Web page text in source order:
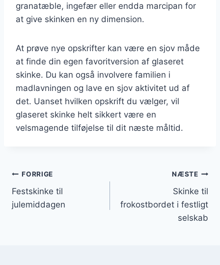
granatæble, ingefær eller endda marcipan for
at give skinken en ny dimension.
At prøve nye opskrifter kan være en sjov måde
at finde din egen favoritversion af glaseret
skinke. Du kan også involvere familien i
madlavningen og lave en sjov aktivitet ud af
det. Uanset hvilken opskrift du vælger, vil
glaseret skinke helt sikkert være en
velsmagende tilføjelse til dit næste måltid.
Indlægsnavigation
FORRIGE
Festskinke til
julemiddagen
NÆSTE
Skinke til
frokostbordet i festligt
selskab